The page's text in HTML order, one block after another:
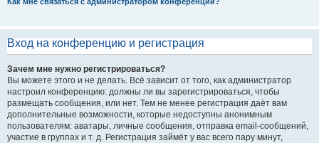
Вход на конференцию и регистрация
Зачем мне нужно регистрироваться?
Вы можете этого и не делать. Всё зависит от того, как администратор
настроил конференцию: должны ли вы зарегистрироваться, чтобы
размещать сообщения, или нет. Тем не менее регистрация даёт вам
дополнительные возможности, которые недоступны анонимным
пользователям: аватары, личные сообщения, отправка email-сообщений,
участие в группах и т. д. Регистрация займёт у вас всего пару минут,